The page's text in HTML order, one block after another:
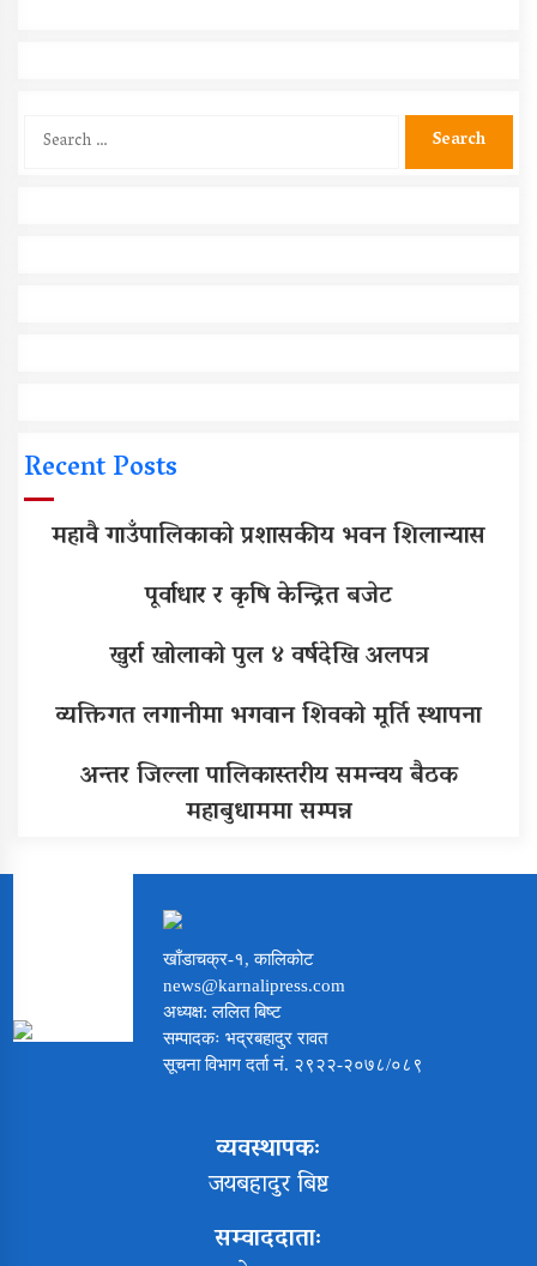
Search
Recent Posts
महावै गाउँपालिकाको प्रशासकीय भवन शिलान्यास
पूर्वाधार र कृषि केन्द्रित बजेट
खुर्रा खोलाको पुल ४ वर्षदेखि अलपत्र
व्यक्तिगत लगानीमा भगवान शिवको मूर्ति स्थापना
अन्तर जिल्ला पालिकास्तरीय समन्वय बैठक
महाबुधाममा सम्पन्न
खाँडाचक्र-१, कालिकोट
news@karnalipress.com
अध्यक्ष: ललित बिष्ट
सम्पादकः भद्रबहादुर रावत
सूचना विभाग दर्ता नं. २९२२-२०७८/०८९
व्यवस्थापकः
जयबहादुर बिष्ट
सम्वाददाताः